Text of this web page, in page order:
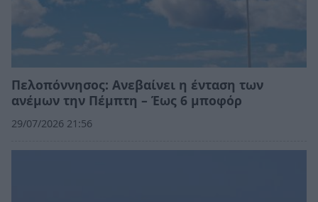
Πελοπόννησος: Ανεβαίνει η ένταση των
ανέμων την Πέμπτη – Έως 6 μποφόρ
29/07/2026 21:56